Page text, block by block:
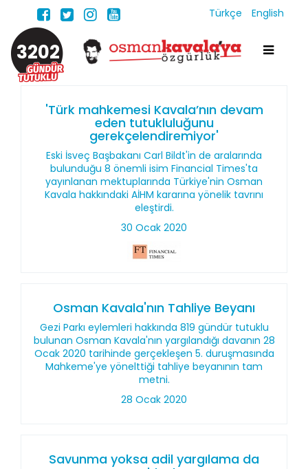
Türkçe English
3202
'Türk mahkemesi Kavala’nın devam
eden tutukluluğunu
gerekçelendiremiyor'
Eski İsveç Başbakanı Carl Bildt'in de aralarında
bulunduğu 8 önemli isim Financial Times'ta
yayınlanan mektuplarında Türkiye'nin Osman
Kavala hakkındaki AİHM kararına yönelik tavrını
eleştirdi.
30 Ocak 2020
Osman Kavala'nın Tahliye Beyanı
Gezi Parkı eylemleri hakkında 819 gündür tutuklu
bulunan Osman Kavala'nın yargılandığı davanın 28
Ocak 2020 tarihinde gerçekleşen 5. duruşmasında
Mahkeme'ye yönelttiği tahliye beyanının tam
metni.
28 Ocak 2020
Savunma yoksa adil yargılama da